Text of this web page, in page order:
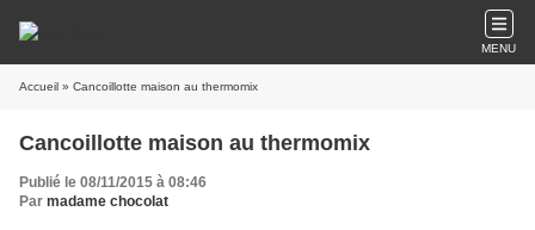
MENU
Accueil » Cancoillotte maison au thermomix
Cancoillotte maison au thermomix
Publié le 08/11/2015 à 08:46
Par madame chocolat